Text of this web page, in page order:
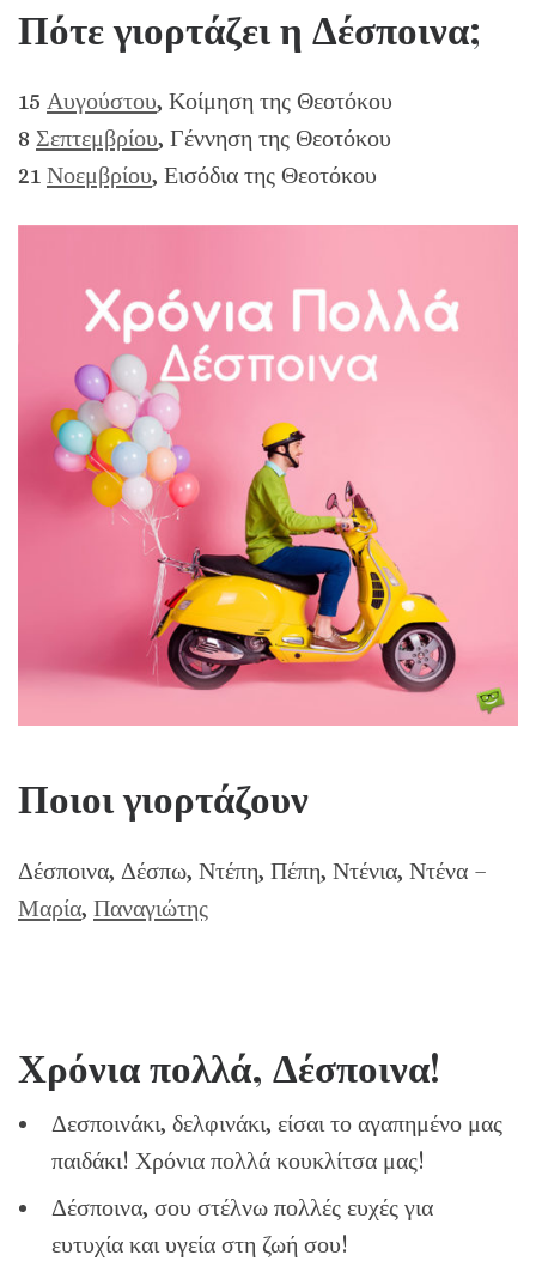
Πότε γιορτάζει η Δέσποινα;
15 Αυγούστου, Κοίμηση της Θεοτόκου
8 Σεπτεμβρίου, Γέννηση της Θεοτόκου
21 Νοεμβρίου, Εισόδια της Θεοτόκου
Ποιοι γιορτάζουν
Δέσποινα, Δέσπω, Ντέπη, Πέπη, Ντένια, Ντένα –
Μαρία, Παναγιώτης
Χρόνια πολλά, Δέσποινα!
Δεσποινάκι, δελφινάκι, είσαι το αγαπημένο μας
παιδάκι! Χρόνια πολλά κουκλίτσα μας!
Δέσποινα, σου στέλνω πολλές ευχές για
ευτυχία και υγεία στη ζωή σου!